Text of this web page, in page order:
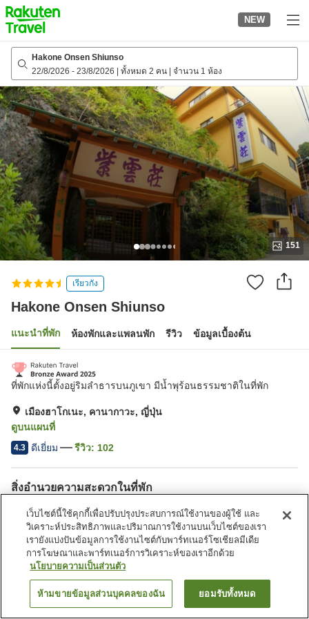
to
top
page
NEW
Hakone Onsen Shiunso
22/8/2026 - 23/8/2026 ทั้งหมด 2 คน จำนวน 1 ห้อง
151
เรียวกัง
Hakone Onsen Shiunso
แนะนำที่พัก ห้องพักและแพลนพัก รีวิว ข้อมูลเบื้องต้น
ที่พักแห่งนี้ตั้งอยู่ริมลำธารบนภูเขา มีน้ำพุร้อนธรรมชาติในที่พัก
เมืองฮาโกเนะ, คานากาวะ, ญี่ปุ่น
ดูบนแผนที่
4.3 ดีเยี่ยม รีวิว: 102
สิ่งอำนวยความสะดวกในที่พัก
บริการส่งสินค้า
รูมเซอร์วิส
บริการโทรปลุก
อาหารพิเศษ (ผู้มีอาการแพ้)
หน้าแรก ญี่ปุ่น คานากาวะ
เมืองฮาโกเนะ
Hakone Onsen Shiunso
ค้นหาห้องพัก
เว็บไซต์นี้ใช้คุกกี้เพื่อปรับปรุงประสบการณ์ใช้งานของผู้ใช้ และ
วิเคราะห์ประสิทธิภาพและปริมาณการใช้งานบนเว็บไซต์ของเรา
เรายังแบ่งปันข้อมูลการใช้งานไซต์กับพาร์ทเนอร์โซเชียลมีเดีย
การโฆษณาและพาร์ทเนอร์การวิเคราะห์ของเราอีกด้วย
นโยบายความเป็นส่วนตัว
ห้ามขายข้อมูลส่วนบุคคลของฉัน ยอมรับทั้งหมด